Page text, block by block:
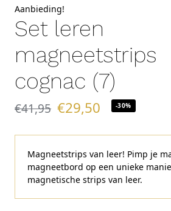
Aanbieding!
Set leren
magneetstrips
cognac (7)
€41,95 €29,50 -30%
Magneetstrips van leer! Pimp je
magneetbord op een unieke
magnetische strips van leer.